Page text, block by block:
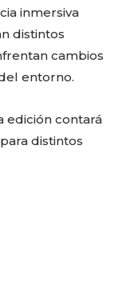
inmersiva
distintos
cambios
entorno.
edición contará
distintos